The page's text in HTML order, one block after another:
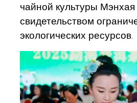
чайной культуры
свидетельством
экологических ресурсов.